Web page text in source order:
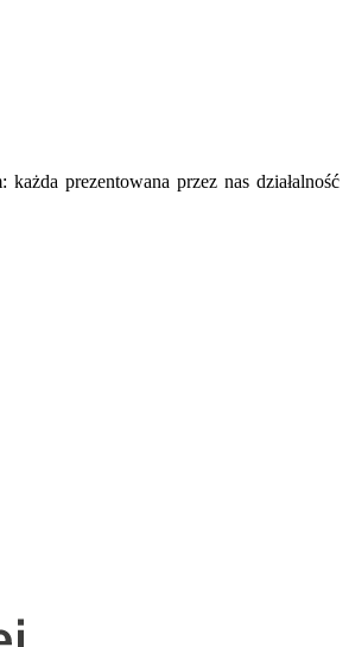
prezentowana przez nas działalność